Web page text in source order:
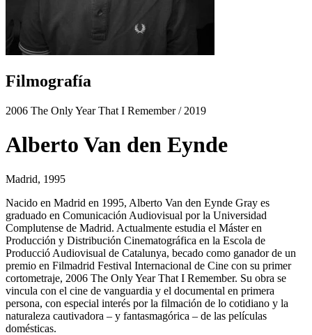
Filmografía
2006 The Only Year That I Remember / 2019
Alberto Van den Eynde
Madrid, 1995
Nacido en Madrid en 1995, Alberto Van den Eynde Gray es
graduado en Comunicación Audiovisual por la Universidad
Complutense de Madrid. Actualmente estudia el Máster en
Producción y Distribución Cinematográfica en la Escola de
Producció Audiovisual de Catalunya, becado como ganador de un
premio en Filmadrid Festival Internacional de Cine con su primer
cortometraje, 2006 The Only Year That I Remember. Su obra se
vincula con el cine de vanguardia y el documental en primera
persona, con especial interés por la filmación de lo cotidiano y la
naturaleza cautivadora – y fantasmagórica – de las películas
domésticas.